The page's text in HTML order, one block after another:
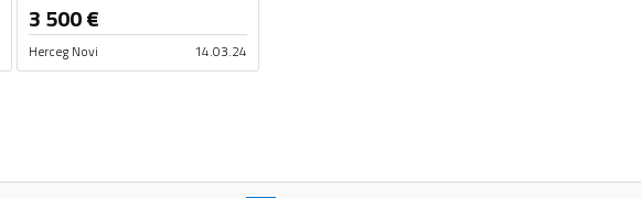
3 500€
Herceg Novi 14.03.24